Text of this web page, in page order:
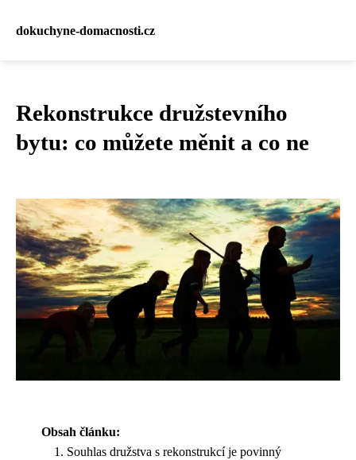
dokuchyne-domacnosti.cz
Rekonstrukce družstevního
bytu: co můžete měnit a co ne
Obsah článku:
Souhlas družstva s rekonstrukcí je povinný